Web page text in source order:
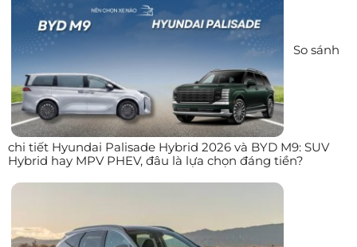
So sánh
chi tiết Hyundai Palisade Hybrid 2026 và BYD M9: SUV
Hybrid hay MPV PHEV, đâu là lựa chọn đáng tiền?